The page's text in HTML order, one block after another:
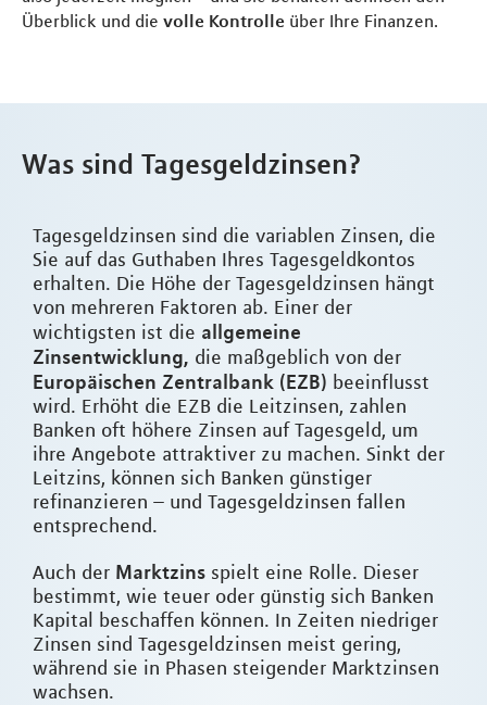
Überblick und die volle Kontrolle über Ihre Finanzen.
Was sind Tagesgeldzinsen?
Tagesgeldzinsen sind die variablen Zinsen, die
Sie auf das Guthaben Ihres Tagesgeldkontos
erhalten. Die Höhe der Tagesgeldzinsen hängt
von mehreren Faktoren ab. Einer der
wichtigsten ist die allgemeine
Zinsentwicklung, die maßgeblich von der
Europäischen Zentralbank (EZB) beeinflusst
wird. Erhöht die EZB die Leitzinsen, zahlen
Banken oft höhere Zinsen auf Tagesgeld, um
ihre Angebote attraktiver zu machen. Sinkt der
Leitzins, können sich Banken günstiger
refinanzieren – und Tagesgeldzinsen fallen
entsprechend.
Auch der Marktzins spielt eine Rolle. Dieser
bestimmt, wie teuer oder günstig sich Banken
Kapital beschaffen können. In Zeiten niedriger
Zinsen sind Tagesgeldzinsen meist gering,
während sie in Phasen steigender Marktzinsen
wachsen.